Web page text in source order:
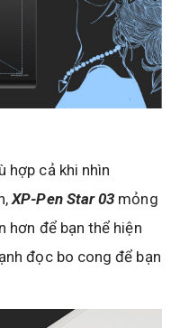
hợp cả khi nhìn
XP-Pen Star 03 mỏng
hơn để bạn thể hiện
đọc bo cong để bạn